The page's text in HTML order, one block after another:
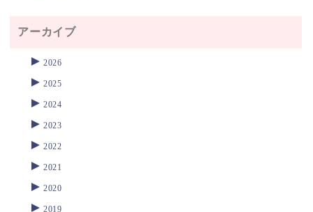
アーカイブ
►2026
►2025
►2024
►2023
►2022
►2021
►2020
►2019